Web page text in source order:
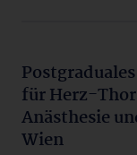
für Herz-
Anästhesie
Wien